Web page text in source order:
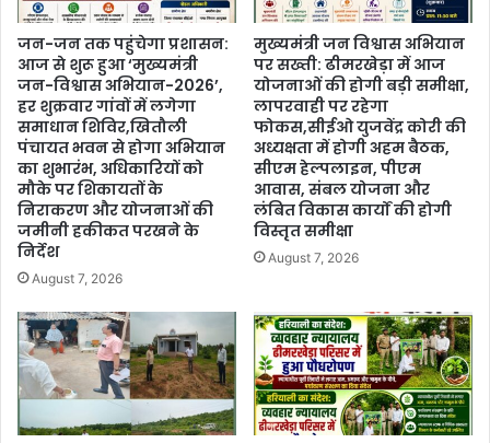
जन-जन तक पहुंचेगा प्रशासन:
आज से शुरू हुआ ‘मुख्यमंत्री
जन-विश्वास अभियान-2026’,
हर शुक्रवार गांवों में लगेगा
समाधान शिविर,खितौली
पंचायत भवन से होगा अभियान
का शुभारंभ, अधिकारियों को
मौके पर शिकायतों के
निराकरण और योजनाओं की
जमीनी हकीकत परखने के
निर्देश
August 7, 2026
मुख्यमंत्री जन विश्वास अभियान
पर सख्ती: ढीमरखेड़ा में आज
योजनाओं की होगी बड़ी समीक्षा,
लापरवाही पर रहेगा
फोकस,सीईओ युजवेंद्र कोरी की
अध्यक्षता में होगी अहम बैठक,
सीएम हेल्पलाइन, पीएम
आवास, संबल योजना और
लंबित विकास कार्यों की होगी
विस्तृत समीक्षा
August 7, 2026